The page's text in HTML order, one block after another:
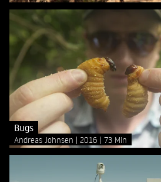
Bugs
Andreas Johnsen 2016 73 Min